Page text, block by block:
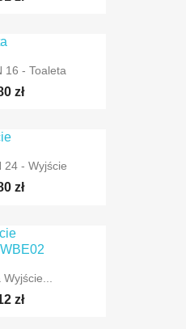
16 - Toaleta
zł
24 - Wyjście
zł
zł